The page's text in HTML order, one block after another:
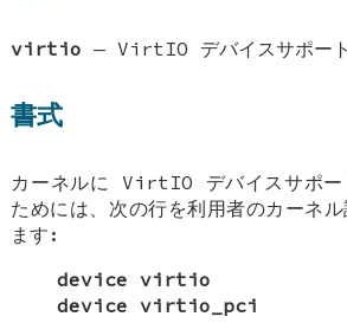
virtio —VirtIO デバイスサポート
書式
カーネルに VirtIO デバイスサポー
ためには、次の行を利用者のカーネ
ます:
device virtio
device virtio_pci